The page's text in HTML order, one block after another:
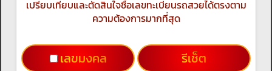
เปรียบเทียบและตัดสินใจซื้อเลขทะเบียนรถสวยได้ตรงตาม
ความต้องการมากที่สุด
เลขมงคล รีเช็ต